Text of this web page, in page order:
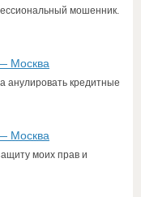
мошенник.
Москва
анулировать кредитные
Москва
моих прав и